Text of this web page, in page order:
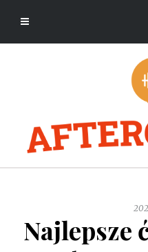
Najlepsze